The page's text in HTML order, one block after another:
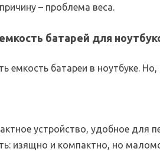
– проблема веса.
батарей для
емкость батареи в ноутбуке.
устройство, удобное для
изящно и компактно, но